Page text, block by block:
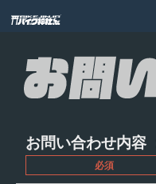
お問い合わせ内容
必須